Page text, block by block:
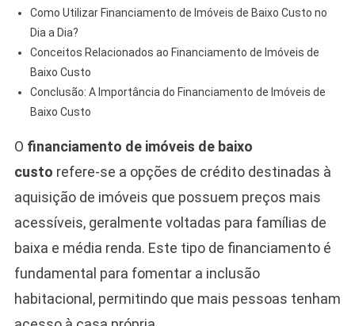
Como Utilizar Financiamento de Imóveis de Baixo Custo no
Dia a Dia?
Conceitos Relacionados ao Financiamento de Imóveis de
Baixo Custo
Conclusão: A Importância do Financiamento de Imóveis de
Baixo Custo
O financiamento de imóveis de baixo
custo refere-se a opções de crédito destinadas à
aquisição de imóveis que possuem preços mais
acessíveis, geralmente voltadas para famílias de
baixa e média renda. Este tipo de financiamento é
fundamental para fomentar a inclusão
habitacional, permitindo que mais pessoas tenham